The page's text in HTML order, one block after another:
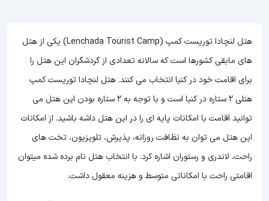
هتل لنچادا توریست کمپ (Lenchada Tourist Camp) یکی از هتل
های مابقی کشورها است که سالانه تعدادی از گردشگران این هتل را
برای اقامت خود در کنیا انتخاب می کنند. هتل لنچادا توریست کمپ
هتلی 2 ستاره در کنیا است و با توجه به 2 ستاره بودن این هتل می
توانید اقامت با امکانات پایه ای را در این هتل داشه باشید. از امکانات
این هتل می توان به نظافت روزانه، پذیرش، تلویزیون، تخت های
راحت، لاندری و رستوران اشاره کرد. با انتخاب هتل نام برده شده میتوان
اقامتی راحت با امکاناتی متوسط و هزینه معقول داشت.